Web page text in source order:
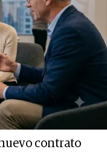
contrato